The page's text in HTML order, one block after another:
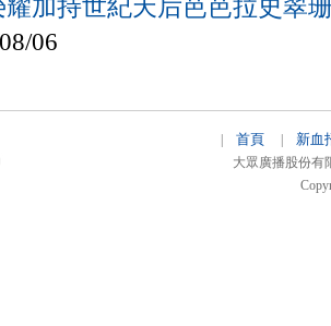
耀加持世紀天后芭芭拉史翠
06
首頁 新血
大眾廣播股份有